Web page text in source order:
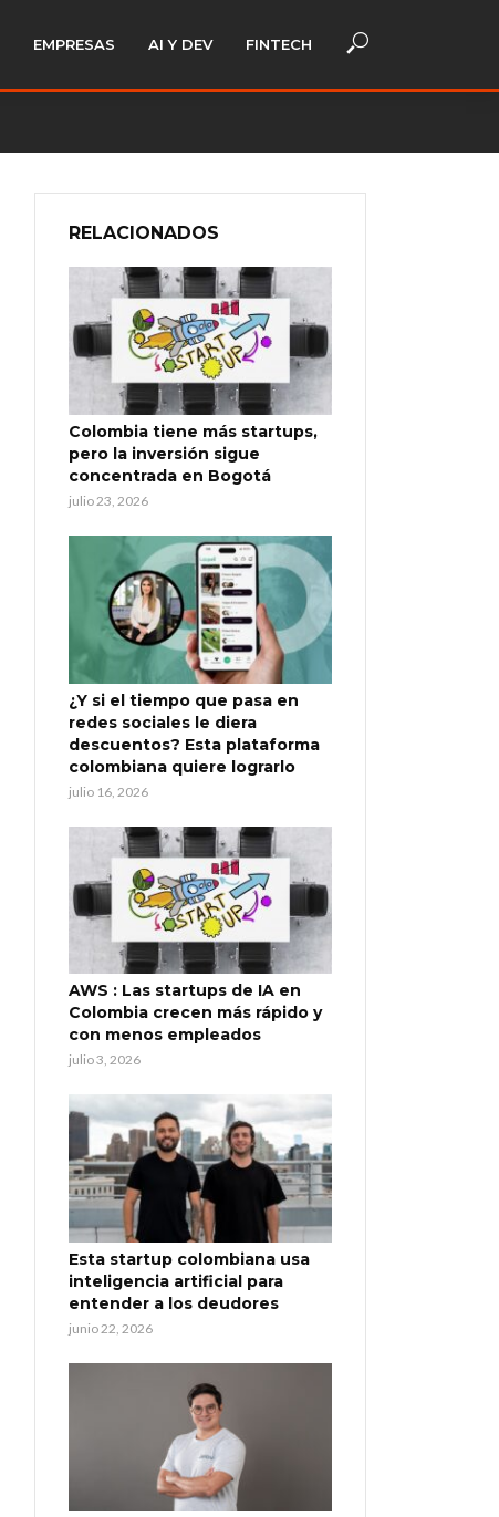
EMPRESAS AI Y DEV FINTECH
RELACIONADOS
Colombia tiene más startups,
pero la inversión sigue
concentrada en Bogotá
julio 23, 2026
¿Y si el tiempo que pasa en
redes sociales le diera
descuentos? Esta plataforma
colombiana quiere lograrlo
julio 16, 2026
AWS : Las startups de IA en
Colombia crecen más rápido y
con menos empleados
julio 3, 2026
Esta startup colombiana usa
inteligencia artificial para
entender a los deudores
junio 22, 2026